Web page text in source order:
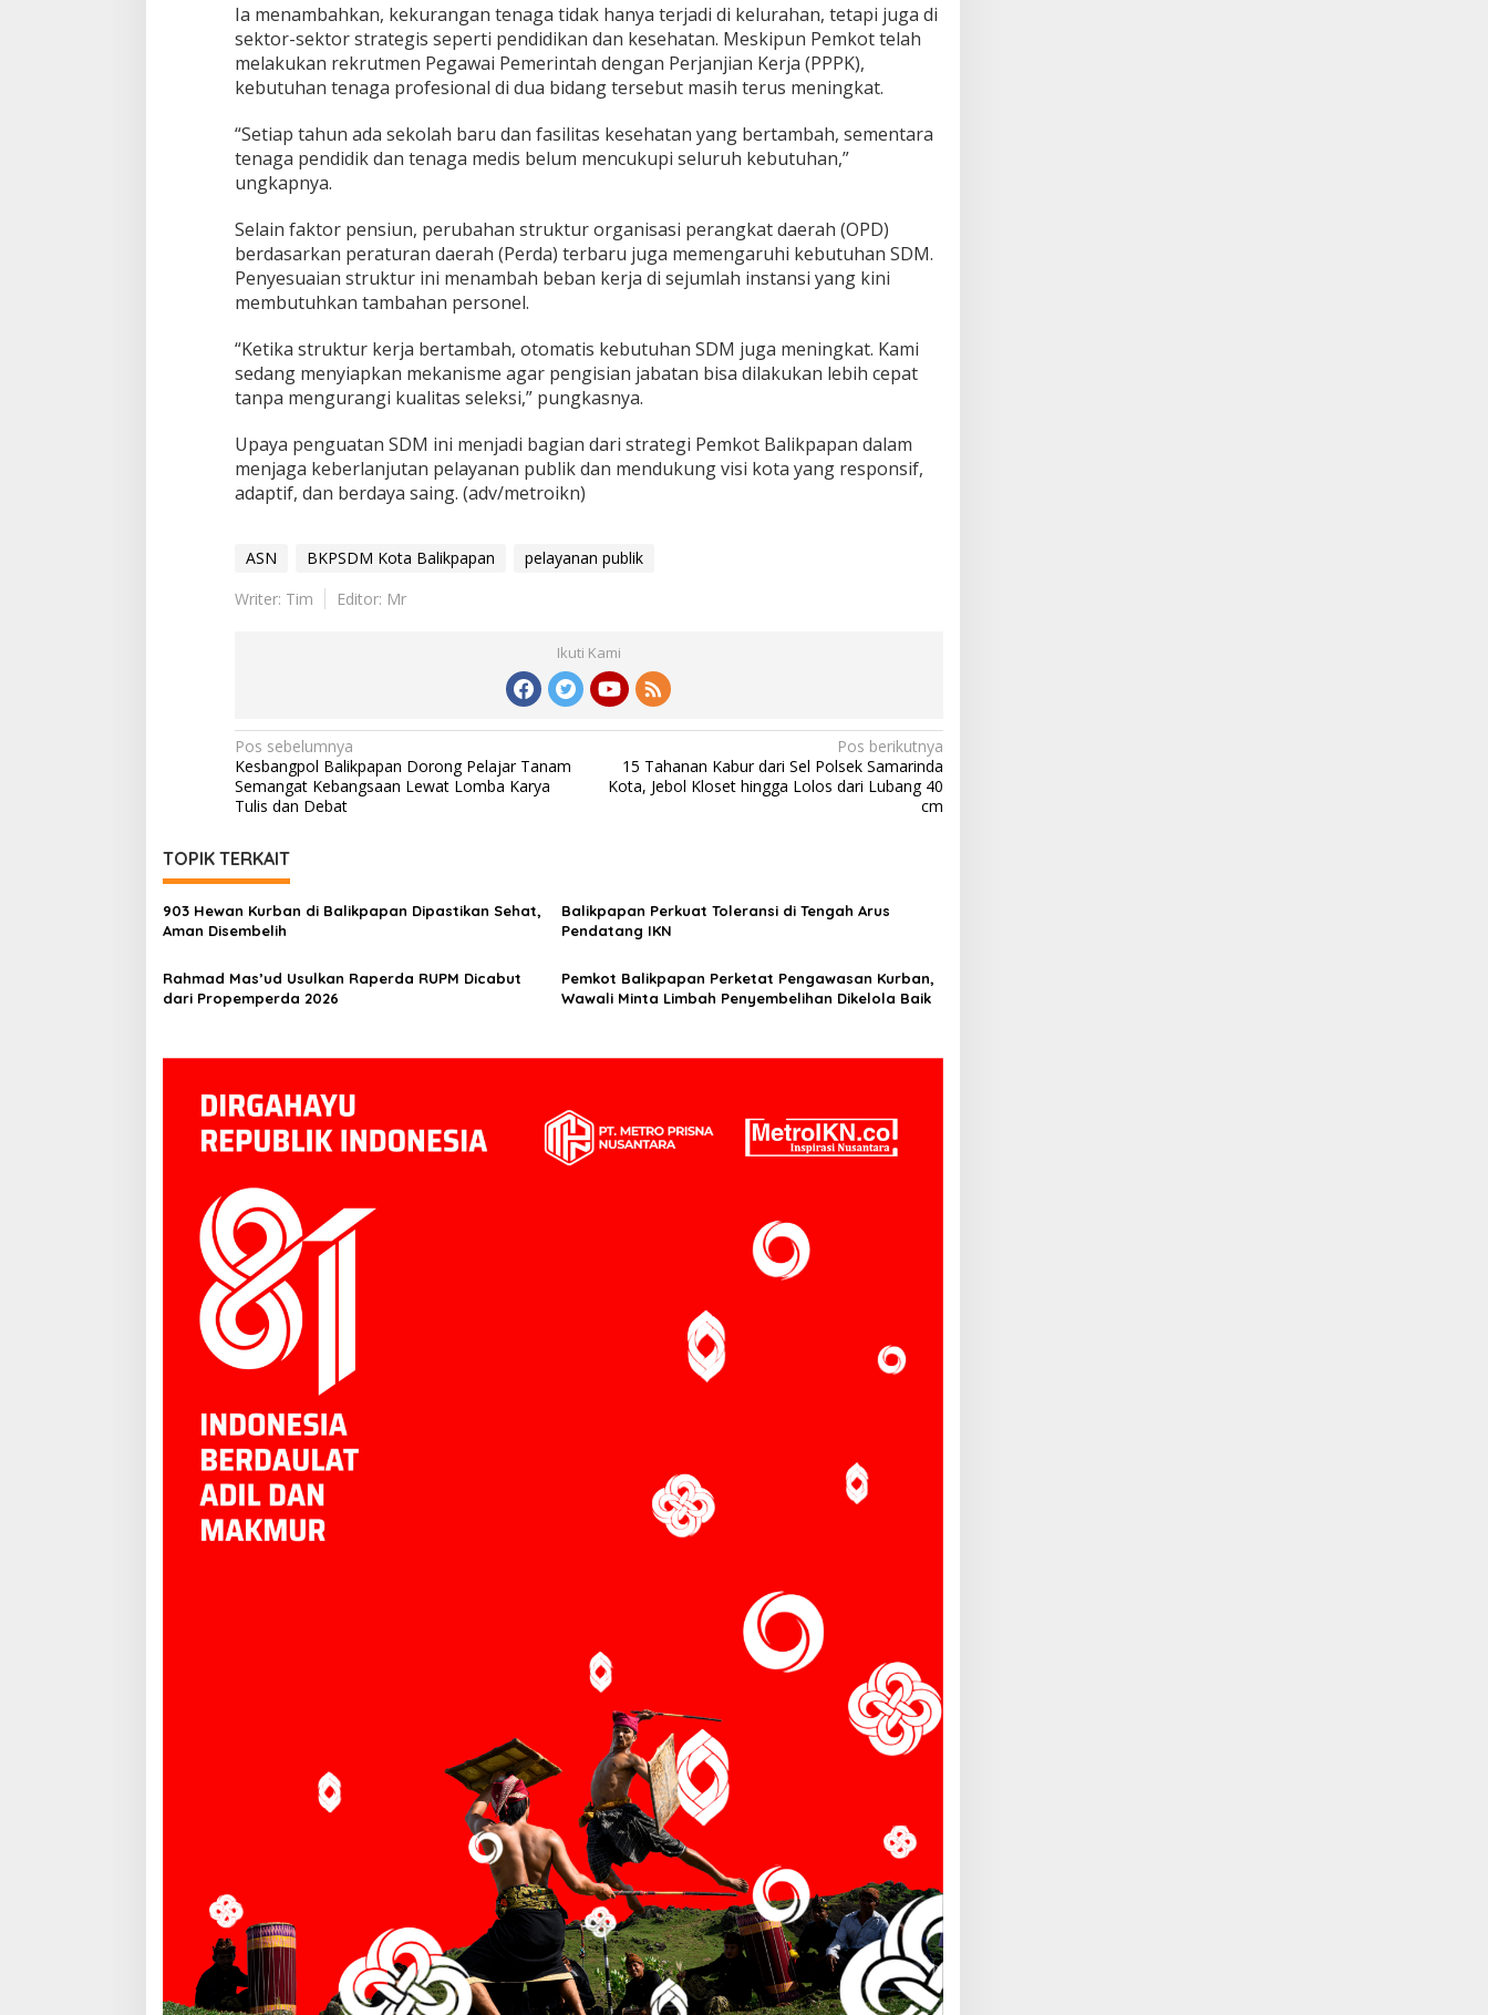
Ia menambahkan, kekurangan tenaga tidak hanya terjadi di kelurahan, tetapi juga di
sektor-sektor strategis seperti pendidikan dan kesehatan. Meskipun Pemkot telah
melakukan rekrutmen Pegawai Pemerintah dengan Perjanjian Kerja (PPPK),
kebutuhan tenaga profesional di dua bidang tersebut masih terus meningkat.
“Setiap tahun ada sekolah baru dan fasilitas kesehatan yang bertambah, sementara
tenaga pendidik dan tenaga medis belum mencukupi seluruh kebutuhan,”
ungkapnya.
Selain faktor pensiun, perubahan struktur organisasi perangkat daerah (OPD)
berdasarkan peraturan daerah (Perda) terbaru juga memengaruhi kebutuhan SDM.
Penyesuaian struktur ini menambah beban kerja di sejumlah instansi yang kini
membutuhkan tambahan personel.
“Ketika struktur kerja bertambah, otomatis kebutuhan SDM juga meningkat. Kami
sedang menyiapkan mekanisme agar pengisian jabatan bisa dilakukan lebih cepat
tanpa mengurangi kualitas seleksi,” pungkasnya.
Upaya penguatan SDM ini menjadi bagian dari strategi Pemkot Balikpapan dalam
menjaga keberlanjutan pelayanan publik dan mendukung visi kota yang responsif,
adaptif, dan berdaya saing. (adv/metroikn)
ASN BKPSDM Kota Balikpapan
pelayanan publik
Writer: Tim
Editor: Mr
Ikuti Kami
Navigasi
pos
Pos sebelumnya
Kesbangpol Balikpapan Dorong Pelajar Tanam
Semangat Kebangsaan Lewat Lomba Karya
Tulis dan Debat
Pos berikutnya
15 Tahanan Kabur dari Sel Polsek Samarinda
Kota, Jebol Kloset hingga Lolos dari Lubang 40
cm
TOPIK TERKAIT
903 Hewan Kurban di Balikpapan Dipastikan Sehat,
Aman Disembelih
Balikpapan Perkuat Toleransi di Tengah Arus
Pendatang IKN
Rahmad Mas’ud Usulkan Raperda RUPM Dicabut
dari Propemperda 2026
Pemkot Balikpapan Perketat Pengawasan Kurban,
Wawali Minta Limbah Penyembelihan Dikelola Baik